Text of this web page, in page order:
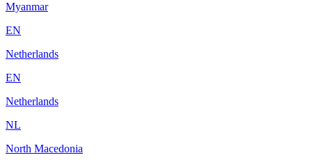
Myanmar
EN
Netherlands
EN
Netherlands
NL
North Macedonia